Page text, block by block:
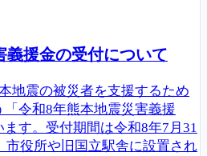
義援金の受付について
地震の被災者を支援するため
令和8年熊本地震災害義援
す。受付期間は令和8年7月31
市役所や旧国立駅舎に設置され